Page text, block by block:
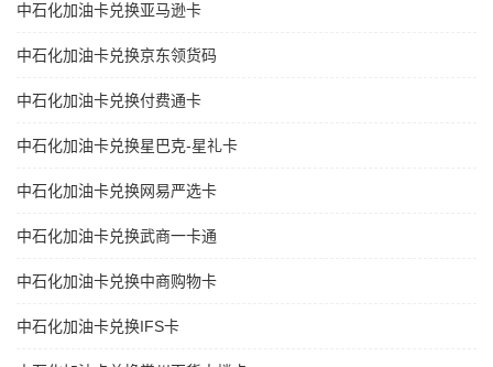
中石化加油卡兑换亚马逊卡
中石化加油卡兑换京东领货码
中石化加油卡兑换付费通卡
中石化加油卡兑换星巴克-星礼卡
中石化加油卡兑换网易严选卡
中石化加油卡兑换武商一卡通
中石化加油卡兑换中商购物卡
中石化加油卡兑换IFS卡